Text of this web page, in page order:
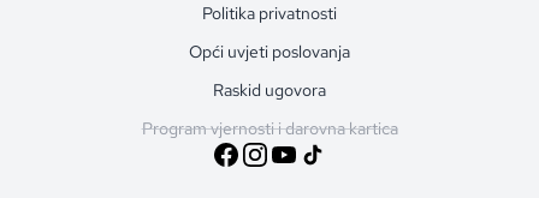
Politika privatnosti
Opći uvjeti poslovanja
Raskid ugovora
Program vjernosti i darovna kartica